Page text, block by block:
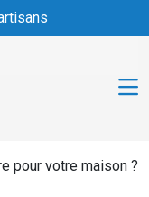
pour votre maison ?